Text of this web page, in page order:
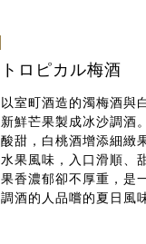
トロピカル梅酒
以室町酒造的濁梅酒與
新鮮芒果製成冰沙調酒
酸甜，白桃酒增添細緻
水果風味，入口滑順、
果香濃郁卻不厚重，是
調酒的人品嚐的夏日風味